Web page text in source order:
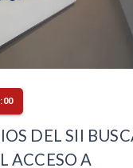
DEL SII
ACCESO A